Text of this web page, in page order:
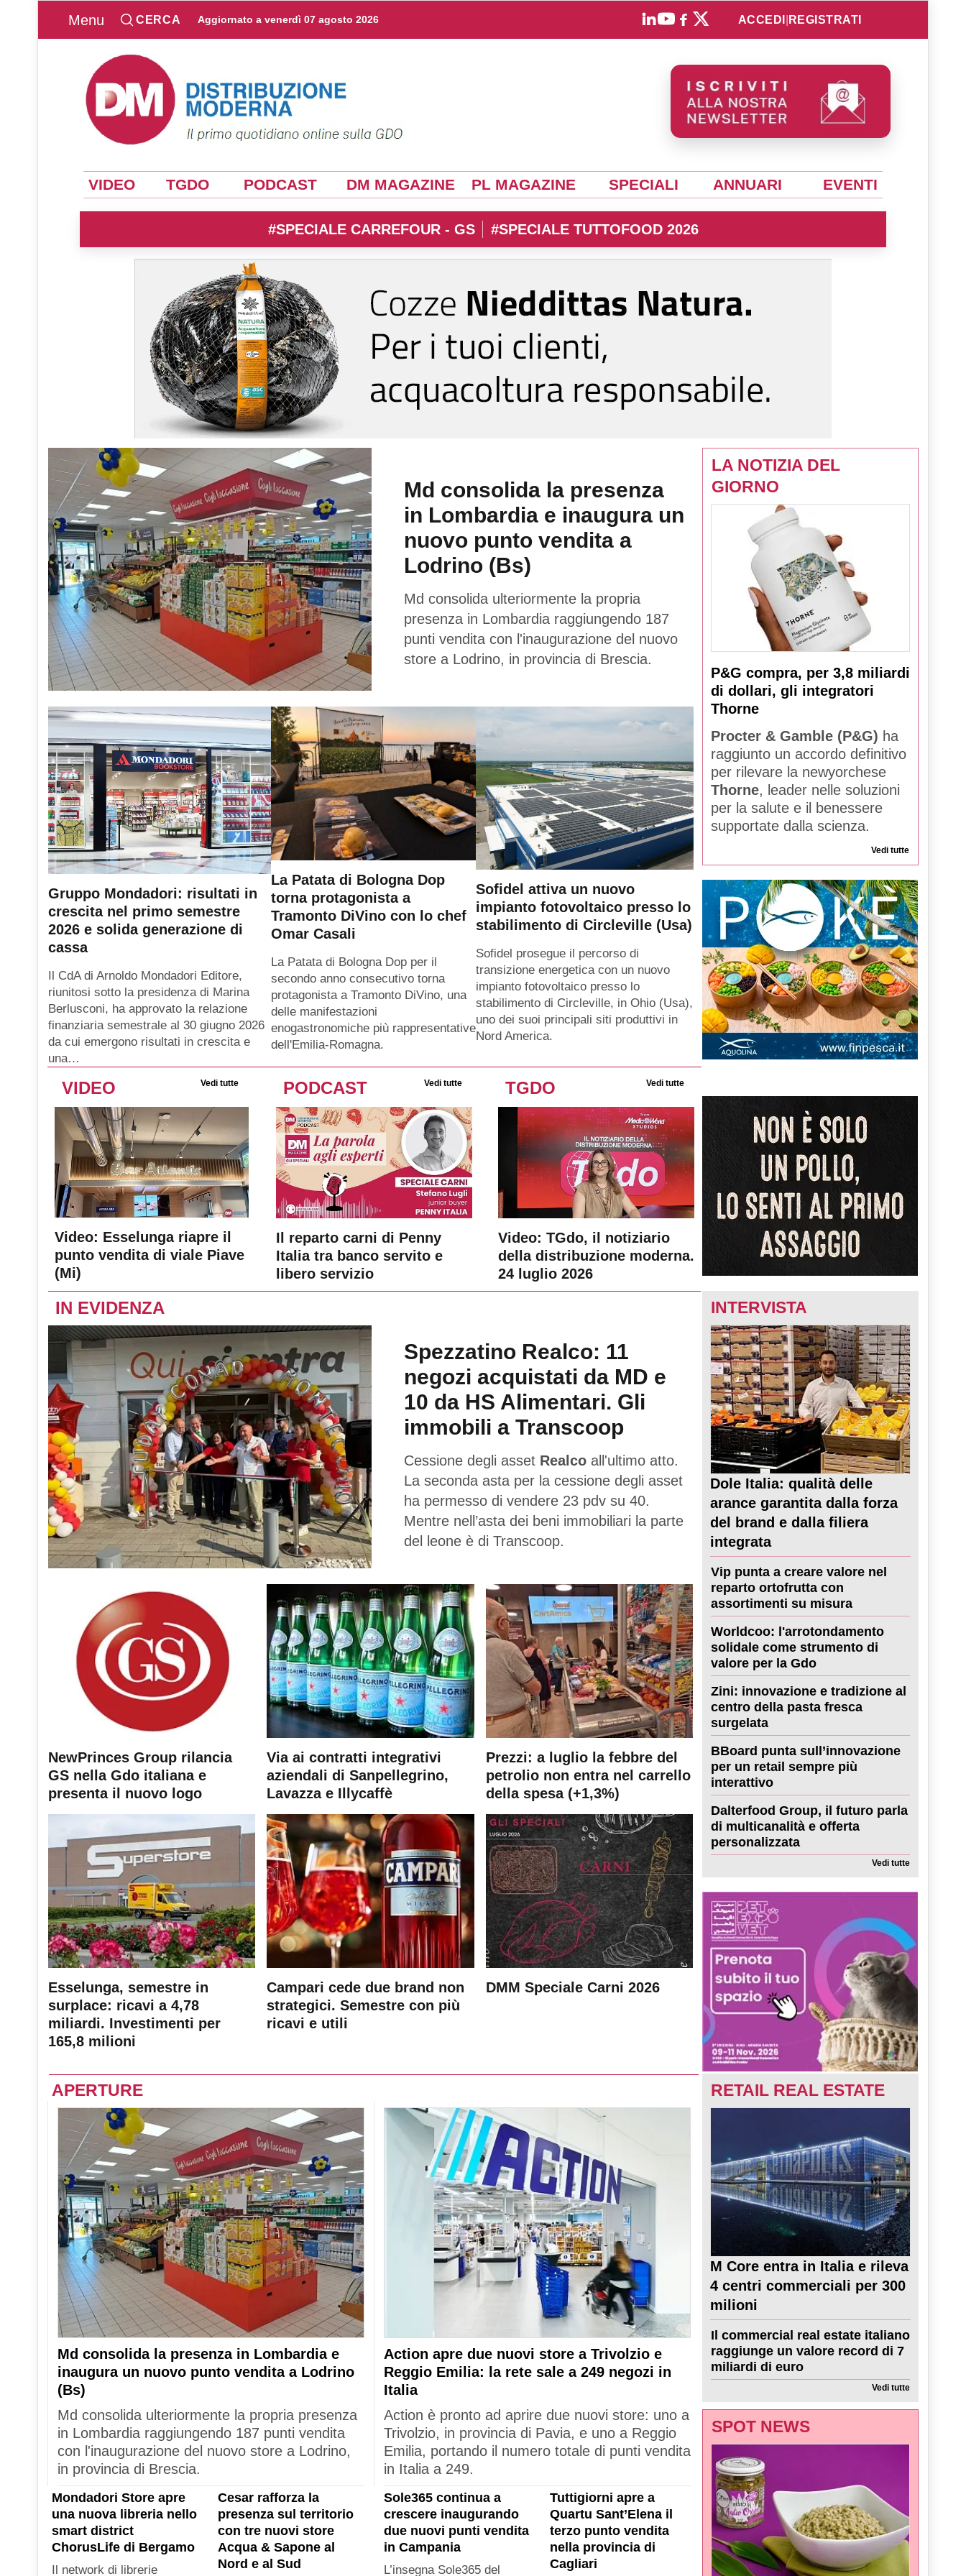
Menu CERCA Aggiornato a venerdì 07 agosto 2026 ACCEDI REGISTRATI
VIDEO TGDO PODCAST DM MAGAZINE PL MAGAZINE SPECIALI ANNUARI EVENTI
#SPECIALE CARREFOUR - GS #SPECIALE TUTTOFOOD 2026
Md consolida la presenza
in Lombardia e inaugura un
nuovo punto vendita a
Lodrino (Bs)
Md consolida ulteriormente la propria
presenza in Lombardia raggiungendo 187
punti vendita con l'inaugurazione del nuovo
store a Lodrino, in provincia di Brescia.
Gruppo Mondadori: risultati in
crescita nel primo semestre
2026 e solida generazione di
cassa
Il CdA di Arnoldo Mondadori Editore,
riunitosi sotto la presidenza di Marina
Berlusconi, ha approvato la relazione
finanziaria semestrale al 30 giugno 2026
da cui emergono risultati in crescita e
una…
La Patata di Bologna Dop
torna protagonista a
Tramonto DiVino con lo chef
Omar Casali
La Patata di Bologna Dop per il
secondo anno consecutivo torna
protagonista a Tramonto DiVino, una
delle manifestazioni
enogastronomiche più rappresentative
dell'Emilia-Romagna.
Sofidel attiva un nuovo
impianto fotovoltaico presso lo
stabilimento di Circleville (Usa)
Sofidel prosegue il percorso di
transizione energetica con un nuovo
impianto fotovoltaico presso lo
stabilimento di Circleville, in Ohio (Usa),
uno dei suoi principali siti produttivi in
Nord America.
LA NOTIZIA DEL
GIORNO
P&G compra, per 3,8 miliardi
di dollari, gli integratori
Thorne
Procter & Gamble (P&G) ha
raggiunto un accordo definitivo
per rilevare la newyorchese
Thorne, leader nelle soluzioni
per la salute e il benessere
supportate dalla scienza.
Vedi tutte
VIDEO Vedi tutte
Video: Esselunga riapre il
punto vendita di viale Piave
(Mi)
PODCAST Vedi tutte
Il reparto carni di Penny
Italia tra banco servito e
libero servizio
TGDO Vedi tutte
Video: TGdo, il notiziario
della distribuzione moderna.
24 luglio 2026
IN EVIDENZA
Spezzatino Realco: 11
negozi acquistati da MD e
10 da HS Alimentari. Gli
immobili a Transcoop
Cessione degli asset Realco all'ultimo atto.
La seconda asta per la cessione degli asset
ha permesso di vendere 23 pdv su 40.
Mentre nell’asta dei beni immobiliari la parte
del leone è di Transcoop.
NewPrinces Group rilancia
GS nella Gdo italiana e
presenta il nuovo logo
Via ai contratti integrativi
aziendali di Sanpellegrino,
Lavazza e Illycaffè
Prezzi: a luglio la febbre del
petrolio non entra nel carrello
della spesa (+1,3%)
Esselunga, semestre in
surplace: ricavi a 4,78
miliardi. Investimenti per
165,8 milioni
Campari cede due brand non
strategici. Semestre con più
ricavi e utili
DMM Speciale Carni 2026
INTERVISTA
Dole Italia: qualità delle
arance garantita dalla forza
del brand e dalla filiera
integrata
Vip punta a creare valore nel
reparto ortofrutta con
assortimenti su misura
Worldcoo: l'arrotondamento
solidale come strumento di
valore per la Gdo
Zini: innovazione e tradizione al
centro della pasta fresca
surgelata
BBoard punta sull’innovazione
per un retail sempre più
interattivo
Dalterfood Group, il futuro parla
di multicanalità e offerta
personalizzata
Vedi tutte
APERTURE
Md consolida la presenza in Lombardia e
inaugura un nuovo punto vendita a Lodrino
(Bs)
Md consolida ulteriormente la propria presenza
in Lombardia raggiungendo 187 punti vendita
con l'inaugurazione del nuovo store a Lodrino,
in provincia di Brescia.
Action apre due nuovi store a Trivolzio e
Reggio Emilia: la rete sale a 249 negozi in
Italia
Action è pronto ad aprire due nuovi store: uno a
Trivolzio, in provincia di Pavia, e uno a Reggio
Emilia, portando il numero totale di punti vendita
in Italia a 249.
Mondadori Store apre
una nuova libreria nello
smart district
ChorusLife di Bergamo
Il network di librerie
Cesar rafforza la
presenza sul territorio
con tre nuovi store
Acqua & Sapone al
Nord e al Sud
Sole365 continua a
crescere inaugurando
due nuovi punti vendita
in Campania
L’insegna Sole365 del
Tuttigiorni apre a
Quartu Sant’Elena il
terzo punto vendita
nella provincia di
Cagliari
RETAIL REAL ESTATE
M Core entra in Italia e rileva
4 centri commerciali per 300
milioni
Il commercial real estate italiano
raggiunge un valore record di 7
miliardi di euro
Vedi tutte
SPOT NEWS